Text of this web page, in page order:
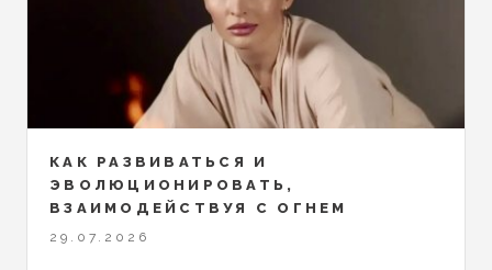
КАК РАЗВИВАТЬСЯ И
ЭВОЛЮЦИОНИРОВАТЬ,
ВЗАИМОДЕЙСТВУЯ С ОГНЕМ
29.07.2026